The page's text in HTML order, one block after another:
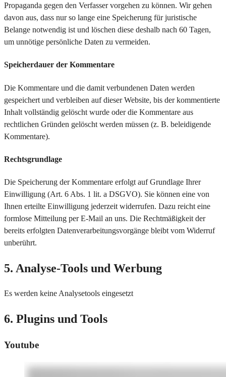
Propaganda gegen den Verfasser vorgehen zu können. Wir gehen
davon aus, dass nur so lange eine Speicherung für juristische
Belange notwendig ist und löschen diese deshalb nach 60 Tagen,
um unnötige persönliche Daten zu vermeiden.
Speicherdauer der Kommentare
Die Kommentare und die damit verbundenen Daten werden
gespeichert und verbleiben auf dieser Website, bis der kommentierte
Inhalt vollständig gelöscht wurde oder die Kommentare aus
rechtlichen Gründen gelöscht werden müssen (z. B. beleidigende
Kommentare).
Rechtsgrundlage
Die Speicherung der Kommentare erfolgt auf Grundlage Ihrer
Einwilligung (Art. 6 Abs. 1 lit. a DSGVO). Sie können eine von
Ihnen erteilte Einwilligung jederzeit widerrufen. Dazu reicht eine
formlose Mitteilung per E-Mail an uns. Die Rechtmäßigkeit der
bereits erfolgten Datenverarbeitungsvorgänge bleibt vom Widerruf
unberührt.
5. Analyse-Tools und Werbung
Es werden keine Analysetools eingesetzt
6. Plugins und Tools
Youtube